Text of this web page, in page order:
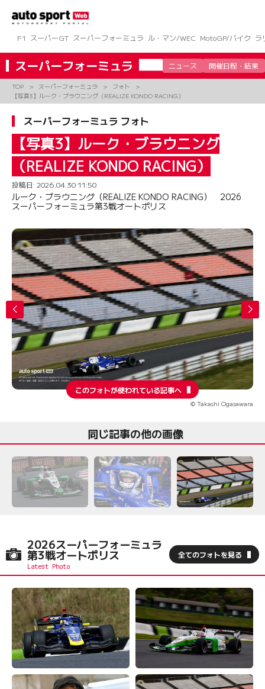
ツ
へ
ス
キ
プ
F1 スーパーGT スーパーフォーミュラ ル・マン/WEC MotoGP/バイク ラ
スーパーフォーミュラ ニュース 開催日程・結果
TOP スーパーフォーミュラ
フォト
【写真3】ルーク・ブラウニング（REALIZE KONDO RACING）
スーパーフォーミュラ フォト
【写真3】ルーク・ブラウニング
（REALIZE KONDO RACING）
投稿日: 2026.04.30 11:50
ルーク・ブラウニング（REALIZE KONDO RACING） 2026
スーパーフォーミュラ第3戦オートポリス
このフォトが使われている記事へ
© Takashi Ogasawara
同じ記事の他の画像
2026スーパーフォーミュラ
第3戦オートポリス 全てのフォトを見る